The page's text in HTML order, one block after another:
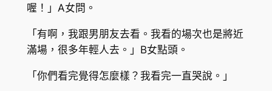
喔！」A女問。
「有啊，我跟男朋友去看。我看的場次也是將近
滿場，很多年輕人去。」B女點頭。
「你們看完覺得怎麼樣？我看完一直哭說。」